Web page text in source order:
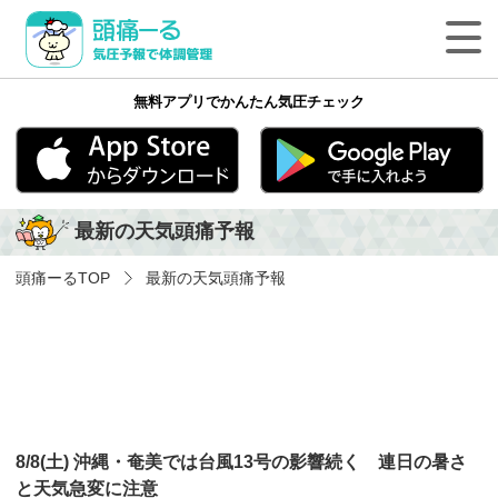
頭痛ーる 気圧予報で体調管理
最新の天気頭痛予報
気象病の基礎知識
気象病を防ぐ方法
法人のみなさまへ
無料アプリでかんたん気圧チェック
最新の天気頭痛予報
頭痛ーるTOP 最新の天気頭痛予報
8/8(土) 沖縄・奄美では台風13号の影響続く 連日の暑さ
と天気急変に注意